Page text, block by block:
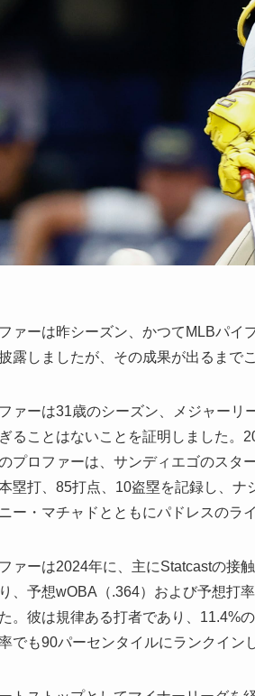
ァーは昨シーズン、かつてMLBパイ
露しましたが、その成果が出るまで
ァーは31歳のシーズン、メジャーリ
ることはないことを証明しました。
プロファーは、サンディエゴのスタ
塁打、85打点、10盗塁を記録し、ナ
ー・マチャドとともにパドレスのラ
ァーは2024年に、主にStatcastの接
、予想wOBA（.364）および予想打
。彼は規律ある打者であり、11.4%
でも90パーセンタイルにランクイン